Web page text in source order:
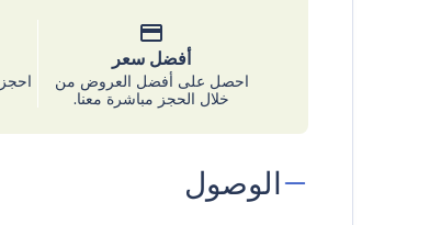
أفضل سعر
احصل على أفضل العروض من
خلال الحجز مباشرة معنا.
الوصول